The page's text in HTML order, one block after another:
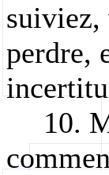
suiviez,
perdre,
10.